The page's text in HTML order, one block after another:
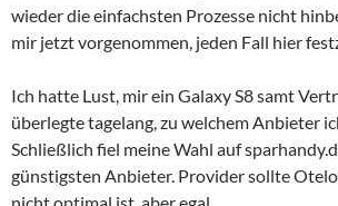
wieder die einfachsten Prozesse nicht
mir jetzt vorgenommen, jeden Fall hier
Ich hatte Lust, mir ein Galaxy S8 samt
überlegte tagelang, zu welchem Anbieter
Schließlich fiel meine Wahl auf
günstigsten Anbieter. Provider sollte Otelo